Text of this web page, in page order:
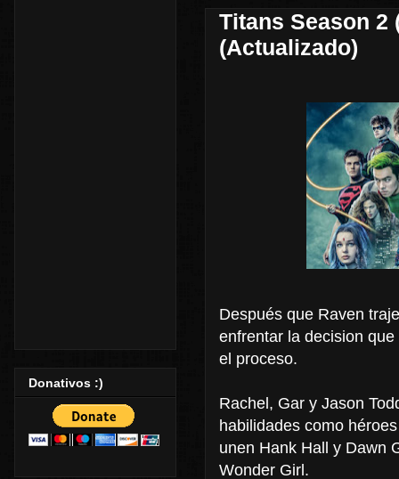
Titans Season 2
(Actualizado)
Después que Raven
enfrentar la decision
el proceso.
Rachel, Gar y Jason
habilidades como
unen Hank Hall y Dawn
Wonder Girl.
Donativos :)